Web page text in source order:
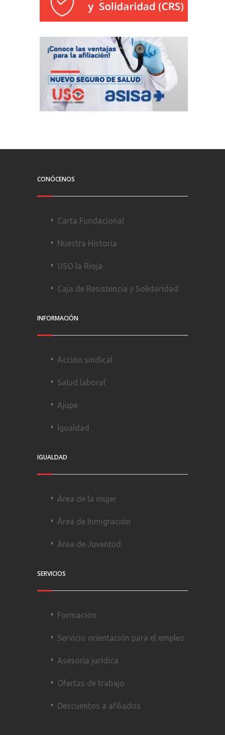
CONÓCENOS
Carta Fundacional
Nuestra Historia
USO la Rioja
Caja de Resistencia y Solidaridad
INFORMACIÓN
Acción sindical
Salud laboral
Ajupe
Igualdad
IGUALDAD
Área de la mujer
Área de Inmigración
Área de Juventud
SERVICIOS
Formación
Servicio orientación para el empleo
Asesoría jurídica
Ofertas de trabajo
Descuentos a afiliados